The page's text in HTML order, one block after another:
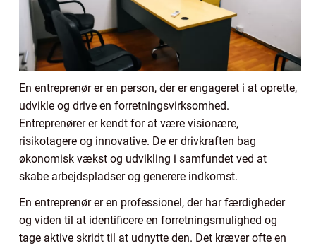
En entreprenør er en person, der er engageret i at oprette,
udvikle og drive en forretningsvirksomhed.
Entreprenører er kendt for at være visionære,
risikotagere og innovative. De er drivkraften bag
økonomisk vækst og udvikling i samfundet ved at
skabe arbejdspladser og generere indkomst.
En entreprenør er en professionel, der har færdigheder
og viden til at identificere en forretningsmulighed og
tage aktive skridt til at udnytte den. Det kræver ofte en